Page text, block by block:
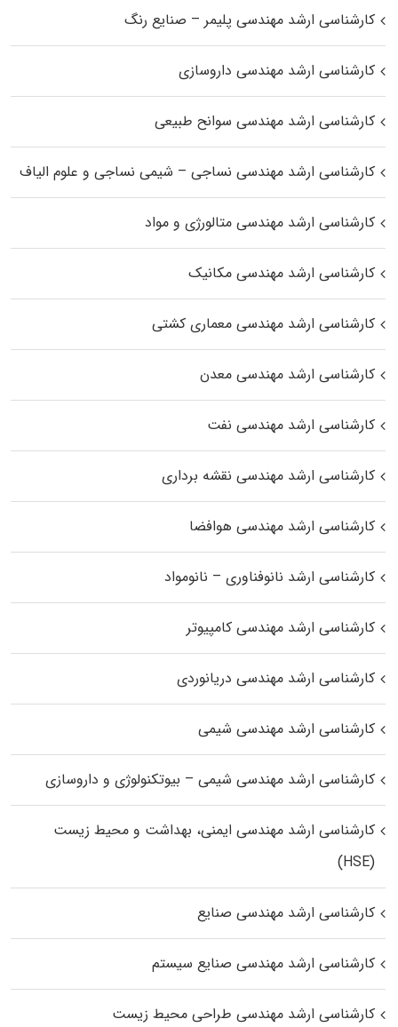
کارشناسی ارشد مهندسی پلیمر – صنایع رنگ
کارشناسی ارشد مهندسی داروسازی
کارشناسی ارشد مهندسی سوانح طبیعی
کارشناسی ارشد مهندسی نساجی – شیمی نساجی و علوم الیاف
کارشناسی ارشد مهندسی متالورژی و مواد
کارشناسی ارشد مهندسی مکانیک
کارشناسی ارشد مهندسی معماری کشتی
کارشناسی ارشد مهندسی معدن
کارشناسی ارشد مهندسی نفت
کارشناسی ارشد مهندسی نقشه برداری
کارشناسی ارشد مهندسی هوافضا
کارشناسی ارشد نانوفناوری – نانومواد
کارشناسی ارشد مهندسی کامپیوتر
کارشناسی ارشد مهندسی دریانوردی
کارشناسی ارشد مهندسی شیمی
کارشناسی ارشد مهندسی شیمی – بیوتکنولوژی و داروسازی
کارشناسی ارشد مهندسی ایمنی، بهداشت و محیط زیست
(HSE)
کارشناسی ارشد مهندسی صنایع
کارشناسی ارشد مهندسی صنایع سیستم
کارشناسی ارشد مهندسی طراحی محیط زیست